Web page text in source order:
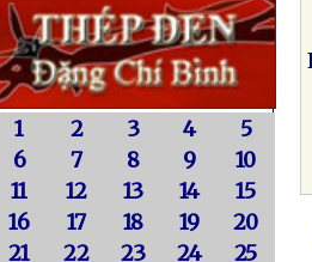
1 2 3 4
5
6
7 8 9
10
11
12 13 14
15
16
17 18 19
20
21
22 23 24
25